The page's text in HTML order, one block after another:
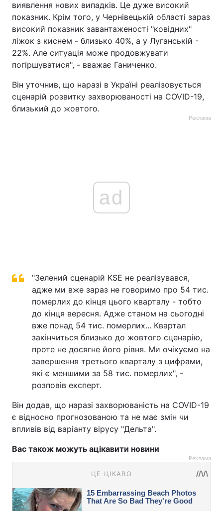
виявлення нових випадків. Це дуже високий
показник. Крім того, у Чернівецькій області зараз
високий показник завантаженості "ковідних"
ліжок з киснем - близько 40%, а у Луганській -
22%. Але ситуація може продовжувати
погіршуватися", - вважає Ганиченко.
Він уточнив, що наразі в Україні реалізовується
сценарій розвитку захворюваності на COVID-19,
близький до жовтого.
Реклама
ad
"Зелений сценарій KSE не реалізувався,
адже ми вже зараз не говоримо про 54 тис.
померлих до кінця цього кварталу - тобто
до кінця вересня. Адже станом на сьогодні
вже понад 54 тис. померлих... Квартал
закінчиться близько до жовтого сценарію,
проте не досягне його рівня. Ми очікуємо на
завершення третього кварталу з цифрами,
які є меншими за 58 тис. померлих", -
розповів експерт.
Він додав, що наразі захворюваність на COVID-19
є відносно прогнозованою та не має змін чи
впливів від варіанту вірусу "Дельта".
Вас також можуть ацікавити новини
Реклама